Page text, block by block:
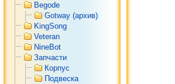
Begode
Gotway (архив)
KingSong
Veteran
NineBot
Запчасти
Корпус
Подвеска